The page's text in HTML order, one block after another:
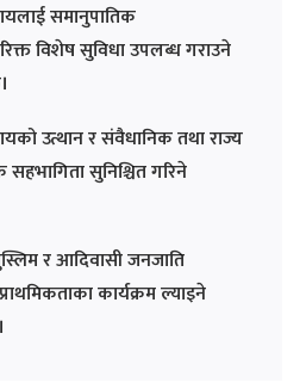
समानुपातिक
विशेष सुविधा उपलब्ध गराउने
उत्थान र संवैधानिक तथा राज्य
सुनिश्चित गरिने
र आदिवासी जनजाति
कार्यक्रम ल्याइने